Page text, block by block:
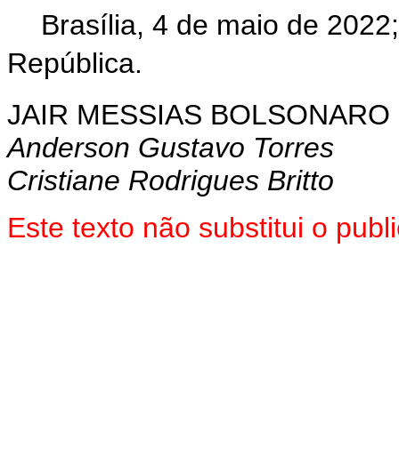
Brasília, 4 de maio de
República.
JAIR MESSIAS BOLSONARO
Anderson Gustavo Torres
Cristiane Rodrigues Britto
Este texto não substitui o